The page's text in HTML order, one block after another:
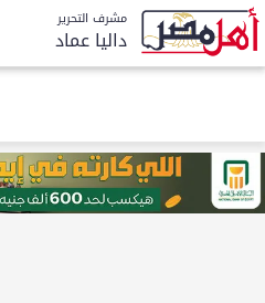
مشرف التحرير
داليا عماد